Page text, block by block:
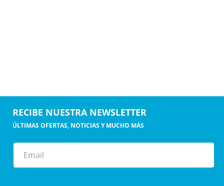
RECIBE NUESTRA NEWSLETTER
ÚLTIMAS OFERTAS, NOTICIAS Y MUCHO MÁS